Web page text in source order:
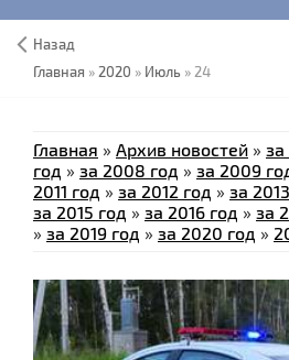
Назад
Главная » 2020 » Июль » 24
Главная » Архив новостей » за
год » за 2008 год » за 2009
2011 год » за 2012 год » за
за 2015 год » за 2016 год » за
» за 2019 год » за 2020 год »